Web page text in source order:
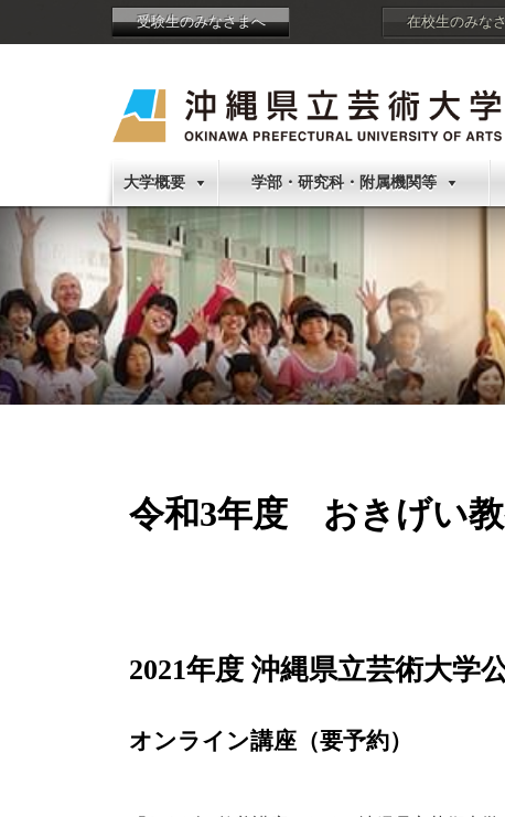
受験生のみなさまへ 在校生のみな
大学概要 学部・研究科・附属機関等
令和3年度 おきげい
2021年度 沖縄県立芸術大
オンライン講座（要予約）